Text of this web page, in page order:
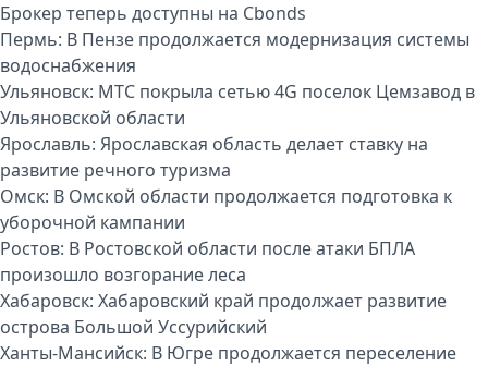
Брокер теперь доступны на Cbonds
Пермь: В Пензе продолжается модернизация системы
водоснабжения
Ульяновск: МТС покрыла сетью 4G поселок Цемзавод в
Ульяновской области
Ярославль: Ярославская область делает ставку на
развитие речного туризма
Омск: В Омской области продолжается подготовка к
уборочной кампании
Ростов: В Ростовской области после атаки БПЛА
произошло возгорание леса
Хабаровск: Хабаровский край продолжает развитие
острова Большой Уссурийский
Ханты-Мансийск: В Югре продолжается переселение